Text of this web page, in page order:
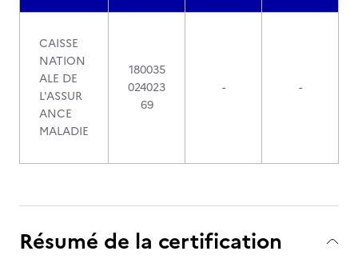
CAISSE
NATION
ALE DE
L'ASSUR
ANCE
MALADIE
180035
024023
69
- -
Résumé de la certification